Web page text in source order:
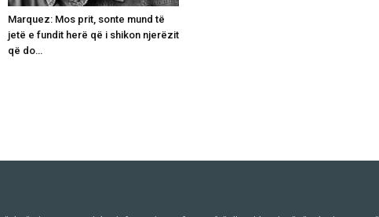
Marquez: Mos prit, sonte mund të
jetë e fundit herë që i shikon njerëzit
që do…